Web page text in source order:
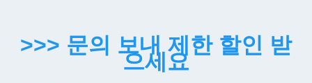
>>> 문의 보내 제한 할인 받
으세요